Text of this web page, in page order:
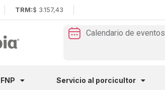
TRM:$ 3.157,43
Calendario de eventos
FNP Servicio al porcicultor